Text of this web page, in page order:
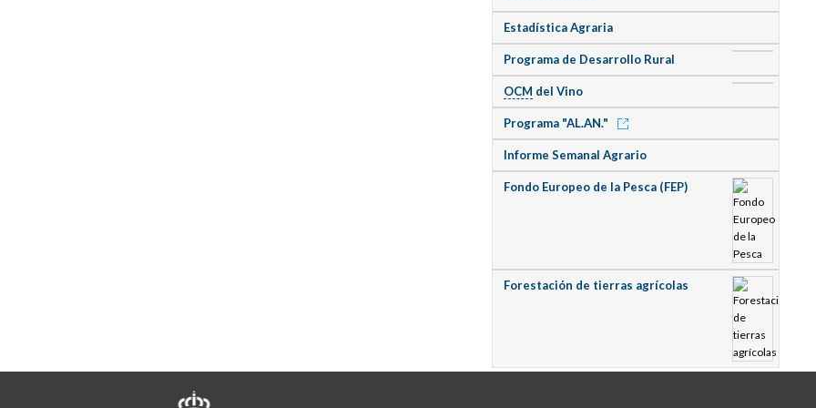
Estadística Agraria
Programa de Desarrollo Rural
OCM del Vino
Programa "AL.AN."
Informe Semanal Agrario
Fondo Europeo de la Pesca (FEP)
Forestación de tierras agrícolas